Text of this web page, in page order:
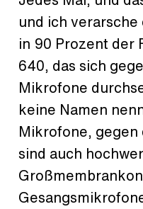
und ich
in 90 Prozent der
640, das sich
Mikrofone
keine Namen
Mikrofone, gegen
sind auch